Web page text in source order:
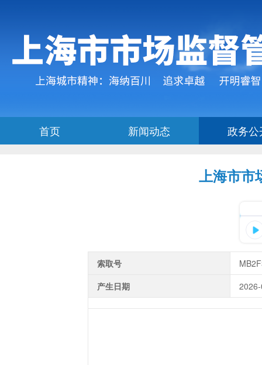
上海市市
索取号
产生日期